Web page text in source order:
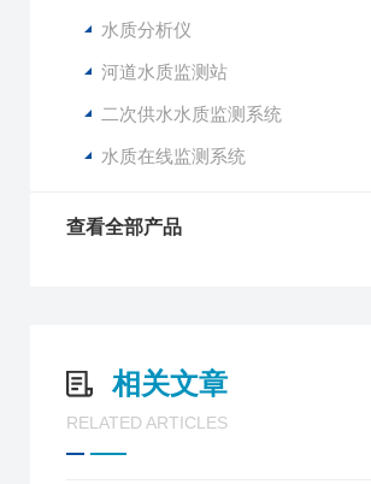
水质分析仪
河道水质监测站
二次供水水质监测系统
水质在线监测系统
查看全部产品
相关文章
RELATED ARTICLES